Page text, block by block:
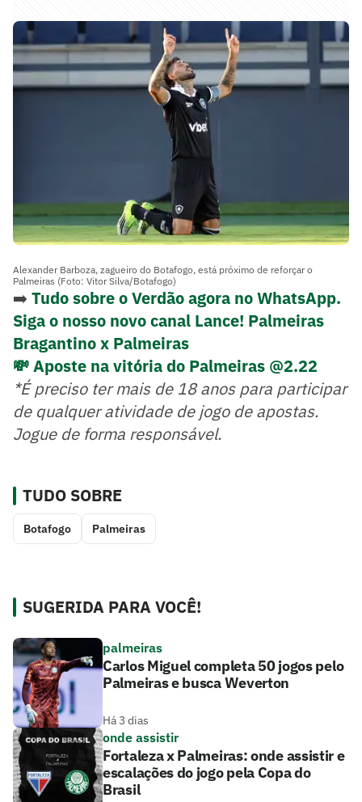
Alexander Barboza, zagueiro do Botafogo, está próximo de reforçar o
Palmeiras (Foto: Vitor Silva/Botafogo)
➡️ Tudo sobre o Verdão agora no WhatsApp.
Siga o nosso novo canal Lance! Palmeiras
Bragantino x Palmeiras
💸 Aposte na vitória do Palmeiras @2.22
*É preciso ter mais de 18 anos para participar
de qualquer atividade de jogo de apostas.
Jogue de forma responsável.
TUDO SOBRE
Botafogo Palmeiras
SUGERIDA PARA VOCÊ!
palmeiras
Carlos Miguel completa 50 jogos pelo
Palmeiras e busca Weverton
Há 3 dias
onde assistir
Fortaleza x Palmeiras: onde assistir e
escalações do jogo pela Copa do
Brasil